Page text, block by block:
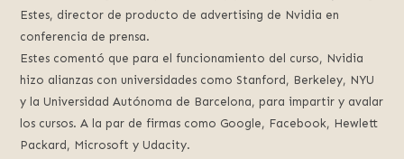
Estes, director de producto de advertising de Nvidia en
conferencia de prensa.
Estes comentó que para el funcionamiento del curso, Nvidia
hizo alianzas con universidades como Stanford, Berkeley, NYU
y la Universidad Autónoma de Barcelona, para impartir y avalar
los cursos. A la par de firmas como Google, Facebook, Hewlett
Packard, Microsoft y Udacity.